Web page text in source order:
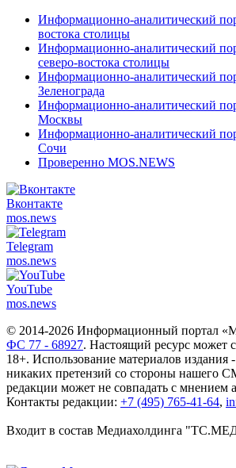
Информационно-аналитический
востока столицы
Информационно-аналитический
северо-востока столицы
Информационно-аналитический
Зеленограда
Информационно-аналитический
Москвы
Информационно-аналитический
Сочи
Проверенно MOS.NEWS
Вконтакте
mos.news
Telegram
mos.news
YouTube
mos.news
© 2014-2026 Информационный портал
ФС 77 - 68927. Настоящий ресурс может
18+. Использование материалов издания
никаких претензий со стороны нашего
редакции может не совпадать с мнением
Контакты редакции: +7 (495) 765-41-64,
Входит в состав Медиахолдинга